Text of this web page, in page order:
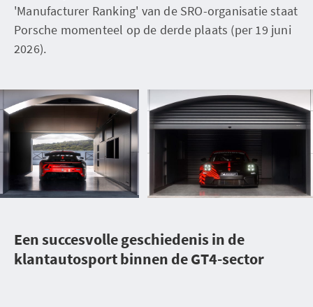
'Manufacturer Ranking' van de SRO-organisatie staat
Porsche momenteel op de derde plaats (per 19 juni
2026).
Een succesvolle geschiedenis in de
klantautosport binnen de GT4-sector